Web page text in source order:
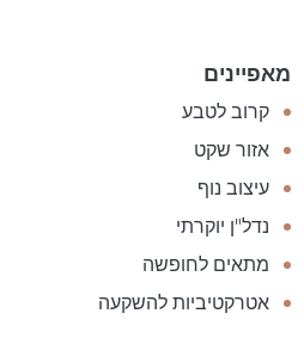
מאפיינים
קרוב לטבע
אזור שקט
עיצוב נוף
נדל"ן יוקרתי
מתאים לחופשה
אטרקטיביות להשקעה